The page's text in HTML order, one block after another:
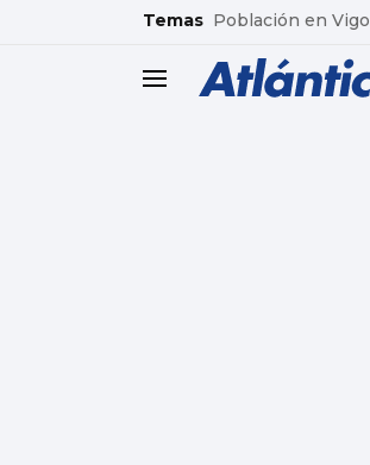
common.go-to-content
Temas Población en Vigo
header.menu.open